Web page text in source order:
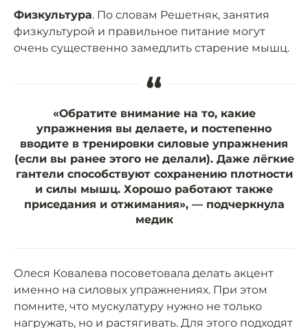
Физкультура. По словам Решетняк, занятия
физкультурой и правильное питание могут
очень существенно замедлить старение мышц.
“
«Обратите внимание на то, какие
упражнения вы делаете, и постепенно
вводите в тренировки силовые упражнения
(если вы ранее этого не делали). Даже лёгкие
гантели способствуют сохранению плотности
и силы мышц. Хорошо работают также
приседания и отжимания», — подчеркнула
медик
Олеся Ковалева посоветовала делать акцент
именно на силовых упражнениях. При этом
помните, что мускулатуру нужно не только
нагружать, но и растягивать. Для этого подходят